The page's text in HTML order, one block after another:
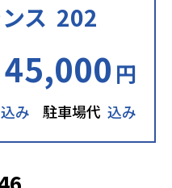
ス 202
45,000 円
込み 駐車場代 込み